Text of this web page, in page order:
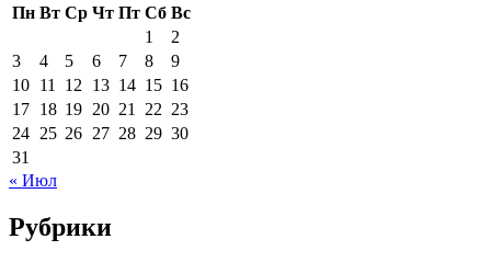
Пн Вт Ср Чт Пт Сб Вс
1
2
3
4 5 6 7 8
9
10 11 12 13 14 15 16
17 18 19 20 21 22 23
24 25 26 27 28 29 30
31
« Июл
Рубрики